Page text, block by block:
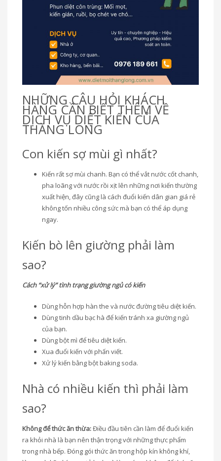
NHỮNG CÂU HỎI KHÁCH
HÀNG CẦN BIẾT THÊM VỀ
DỊCH VỤ DIỆT KIẾN CỦA
THĂNG LONG
Con kiến sợ mùi gì nhất?
Kiến rất sợ mùi chanh. Bạn có thể vắt nước cốt chanh,
pha loãng với nước rồi xịt lên những nơi kiến thường
xuất hiện, đây cũng là cách đuổi kiến dân gian giá rẻ
không tốn nhiều công sức mà bạn có thể áp dụng
ngay.
Kiến bò lên giường phải làm
sao?
Cách “xử lý” tình trạng giường ngủ có kiến
Dùng hỗn hợp hàn the và nước đường tiêu diệt kiến.
Dùng tinh dầu bạc hà để kiến tránh xa giường ngủ
của bạn.
Dùng bột mì để tiêu diệt kiến.
Xua đuổi kiến với phấn viết.
Xử lý kiến bằng bột baking soda.
Nhà có nhiều kiến thì phải làm
sao?
Không để thức ăn thừa:Điều đầu tiên cần làm để đuổi kiến
ra khỏi nhà là bạn nên thận trọng với những thực phẩm
trong nhà bếp. Đóng gói thức ăn trong hộp kín không khí,